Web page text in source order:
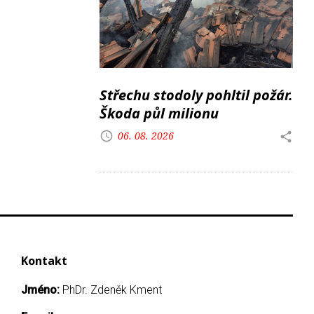
Střechu stodoly pohltil požár.
Škoda půl milionu
06. 08. 2026
Kontakt
Jméno: PhDr. Zdeněk Kment